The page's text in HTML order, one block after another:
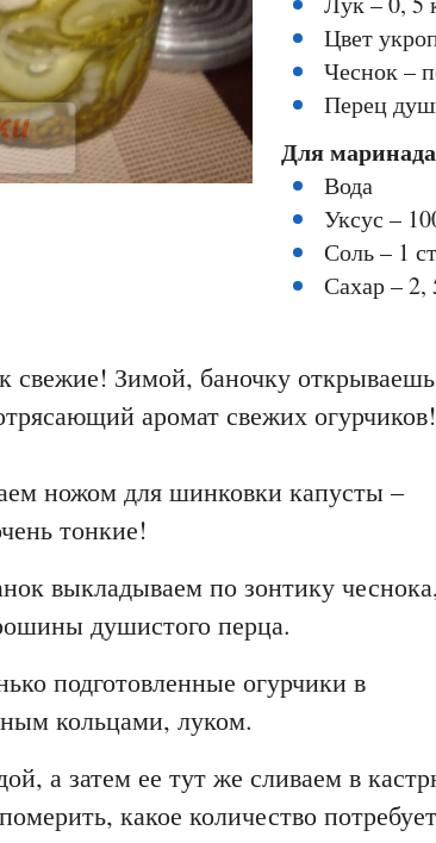
Цвет
Чеснок –
Перец
Для маринада
Вода
Уксус –
Соль – 1
Сахар – 2,
свежие! Зимой, баночку
аромат свежих огурчиков!
ножом для шинковки капусты –
тонкие!
выкладываем по зонтику
душистого перца.
подготовленные огурчики в
кольцами, луком.
а затем ее тут же сливаем в
какое количество